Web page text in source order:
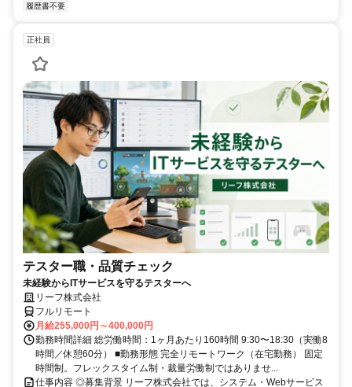
履歴書不要
正社員
テスター職・品質チェック
未経験からITサービスを守るテスターへ
リーフ株式会社
フルリモート
月給255,000円～400,000円
勤務時間詳細 総労働時間：1ヶ月あたり160時間 9:30〜18:30（実働8
時間／休憩60分） ■勤務形態 完全リモートワーク（在宅勤務） 固定
時間制。フレックスタイム制・裁量労働制ではありませ...
仕事内容 ◎募集背景 リーフ株式会社では、システム・Webサービス